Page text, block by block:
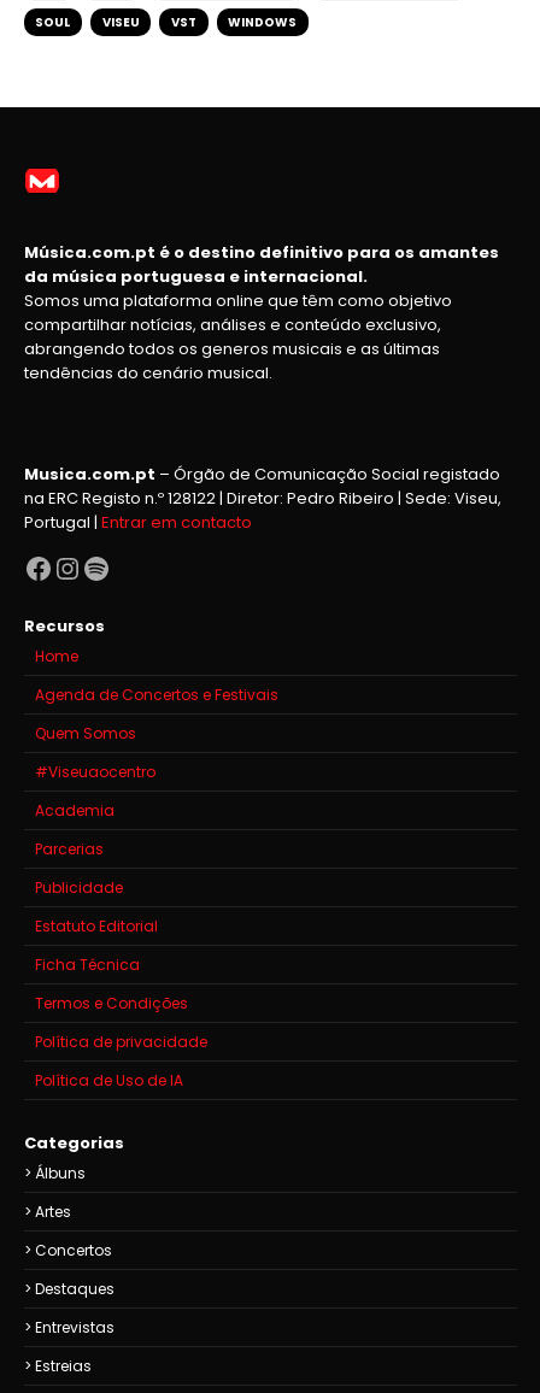
SOUL VISEU VST WINDOWS
Música.com.pt é o destino definitivo para os amantes
da música portuguesa e internacional.
Somos uma plataforma online que têm como objetivo
compartilhar notícias, análises e conteúdo exclusivo,
abrangendo todos os generos musicais e as últimas
tendências do cenário musical.
Musica.com.pt – Órgão de Comunicação Social registado
na ERC Registo n.º 128122 | Diretor: Pedro Ribeiro | Sede: Viseu,
Portugal | Entrar em contacto
Facebook
Instagram
Spotify
Recursos
Home
Agenda de Concertos e Festivais
Quem Somos
#Viseuaocentro
Academia
Parcerias
Publicidade
Estatuto Editorial
Ficha Técnica
Termos e Condições
Política de privacidade
Política de Uso de IA
Categorias
Álbuns
Artes
Concertos
Destaques
Entrevistas
Estreias